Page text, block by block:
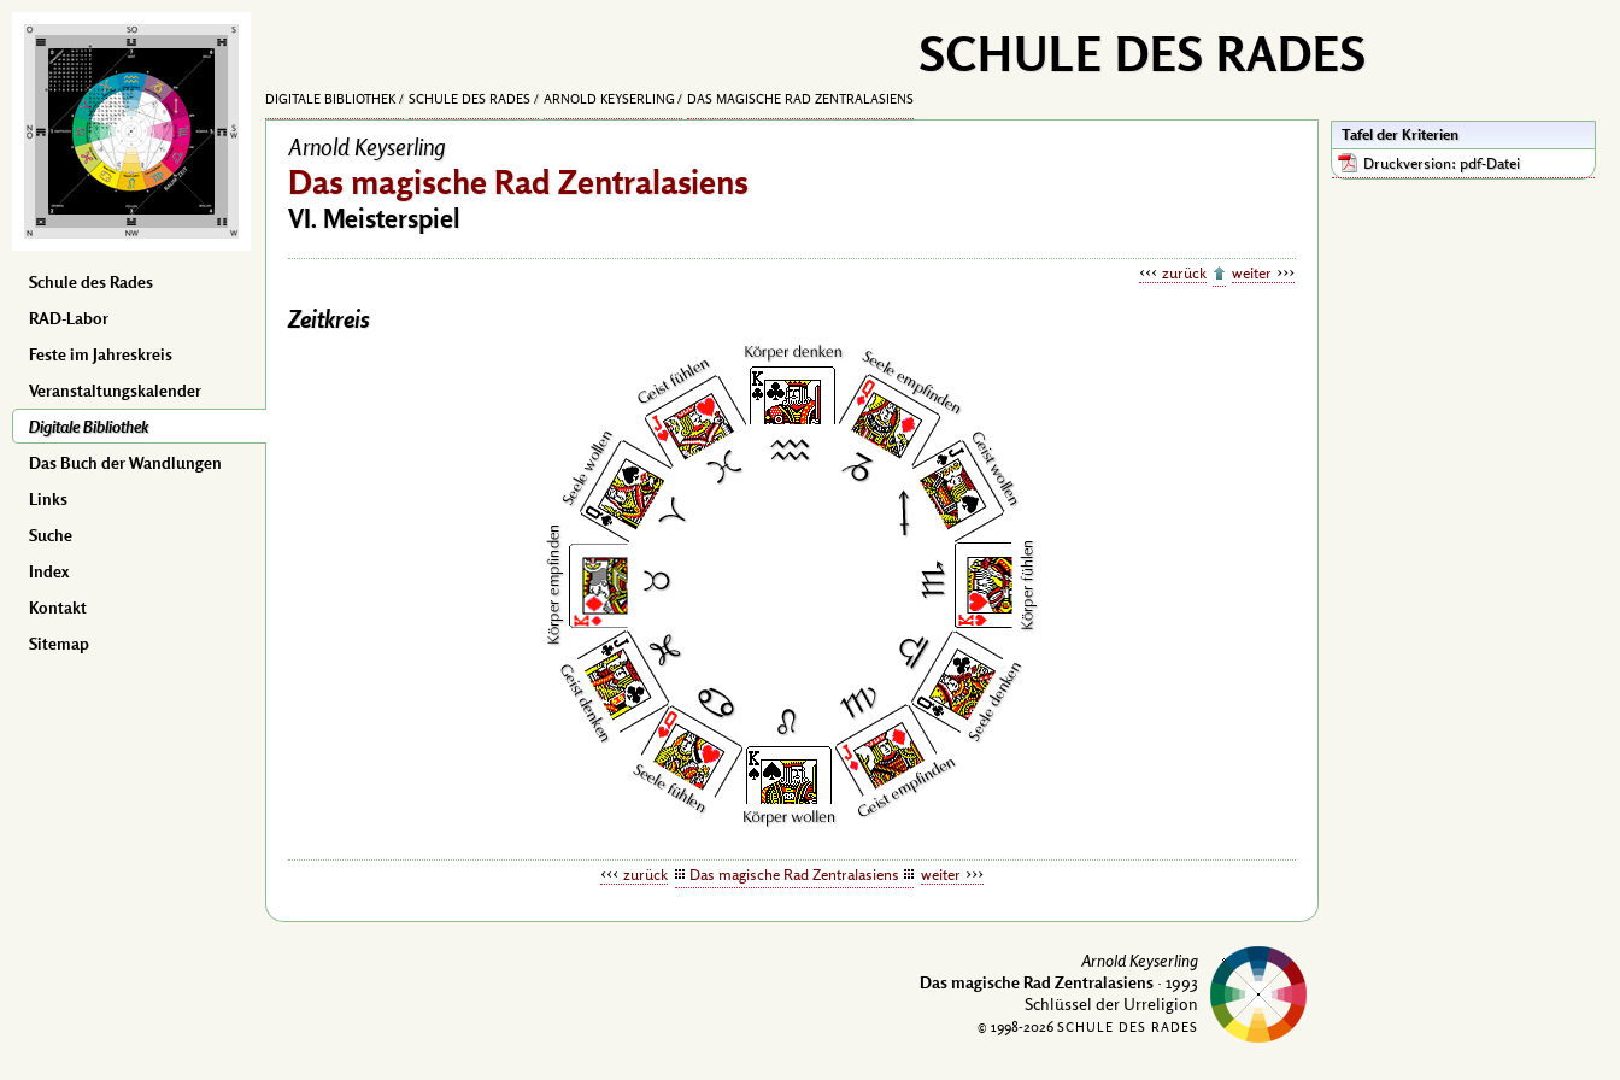
Schule des Rades
RAD-Labor
Feste im Jahreskreis
Veranstaltungskalender
Digitale Bibliothek
Das Buch der Wandlungen
Links
Suche
Index
Kontakt
Sitemap
SCHULE DES RADES
DIGITALE BIBLIOTHEK SCHULE DES RADES ARNOLD KEYSERLING DAS MAGISCHE RAD ZENTRALASIENS
Arnold Keyserling
Das magische Rad Zentralasiens
VI. Meisterspiel
zurück weiter
Zeitkreis
zurück Das magische Rad Zentralasiens weiter
Tafel der Kriterien
Druckversion: pdf-Datei
Arnold Keyserling
Das magische Rad Zentralasiens · 1993
Schlüssel der Urreligion
© 1998-2026 SCHULE DES RADES